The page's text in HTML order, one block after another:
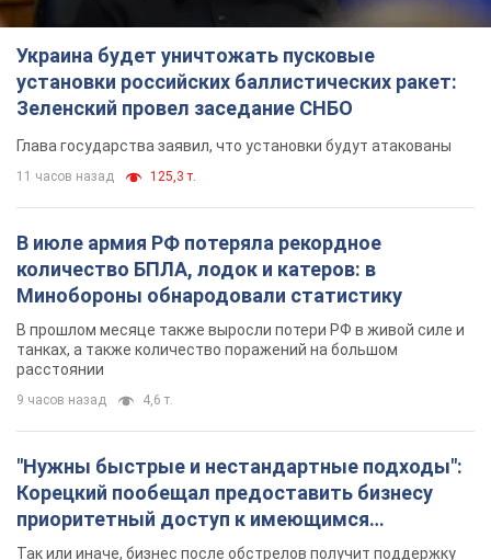
Украина будет уничтожать пусковые
установки российских баллистических ракет:
Зеленский провел заседание СНБО
Глава государства заявил, что установки будут атакованы
11 часов назад 125,3 т.
В июле армия РФ потеряла рекордное
количество БПЛА, лодок и катеров: в
Минобороны обнародовали статистику
В прошлом месяце также выросли потери РФ в живой силе и
танках, а также количество поражений на большом
расстоянии
9 часов назад 4,6 т.
"Нужны быстрые и нестандартные подходы":
Корецкий пообещал предоставить бизнесу
приоритетный доступ к имеющимся
складским помещениям
Так или иначе, бизнес после обстрелов получит поддержку